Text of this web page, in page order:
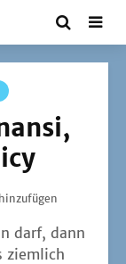
darf, dann
ziem­lich